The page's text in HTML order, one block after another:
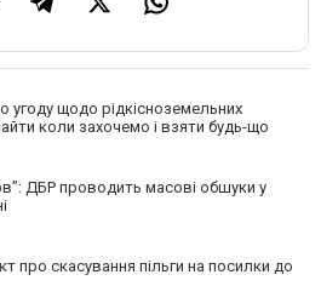
угоду щодо рідкісноземельних
коли захочемо і взяти будь-що
ДБР проводить масові обшуки у
про скасування пільги на посилки до